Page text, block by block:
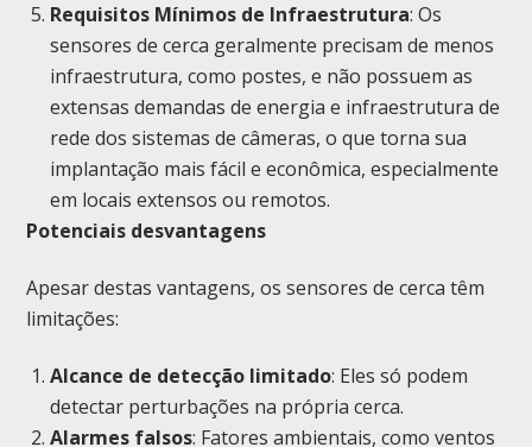
Requisitos Mínimos de Infraestrutura: Os
sensores de cerca geralmente precisam de menos
infraestrutura, como postes, e não possuem as
extensas demandas de energia e infraestrutura de
rede dos sistemas de câmeras, o que torna sua
implantação mais fácil e econômica, especialmente
em locais extensos ou remotos.
Potenciais desvantagens
Apesar destas vantagens, os sensores de cerca têm
limitações:
Alcance de detecção limitado: Eles só podem
detectar perturbações na própria cerca.
Alarmes falsos: Fatores ambientais, como ventos